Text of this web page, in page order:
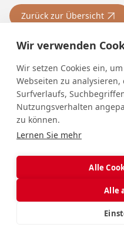
Zurück zur Übersicht
Handmassage
bluvion
Mohrenbräu Halle 13
"Es ist Zeit, Schönheit
Wir verwenden
Wir setzen Cookies ein,
Webseiten zu
Surfverlaufs,
Nutzungsverhalten
zu können.
Lernen Sie mehr
Alle
Alle